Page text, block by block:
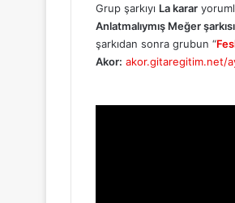
Grup şarkıyı La karar
Anlatmalıymış Meğer
şarkıdan sonra grubun “
Akor: akor.gitaregitim.net/